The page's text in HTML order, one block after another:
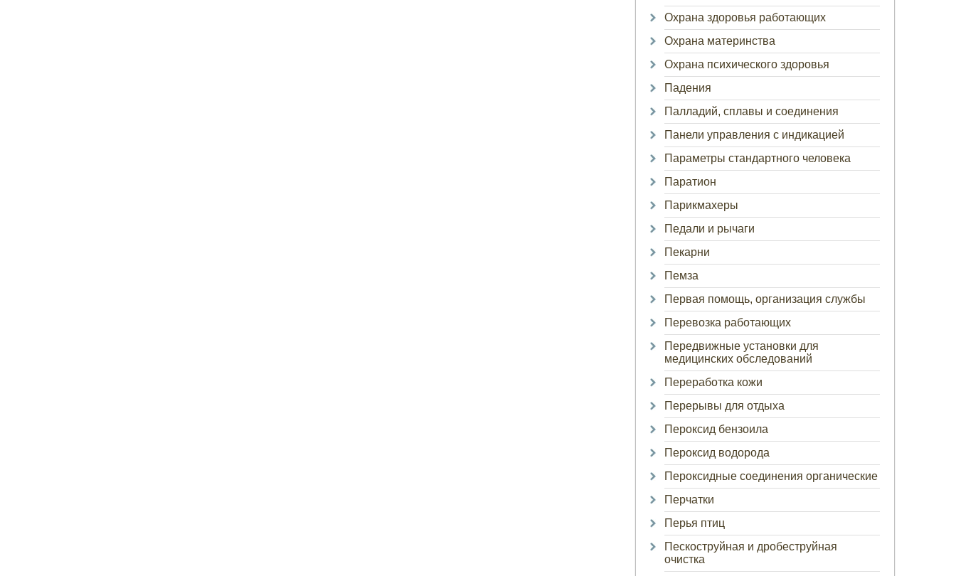
Охрана здоровья работающих
Охрана материнства
Охрана психического здоровья
Падения
Палладий, сплавы и соединения
Панели управления с индикацией
Параметры стандартного человека
Паратион
Парикмахеры
Педали и рычаги
Пекарни
Пемза
Первая помощь, организация службы
Перевозка работающих
Передвижные установки для
медицинских обследований
Переработка кожи
Перерывы для отдыха
Пероксид бензоила
Пероксид водорода
Пероксидные соединения органические
Перчатки
Перья птиц
Пескоструйная и дробеструйная
очистка